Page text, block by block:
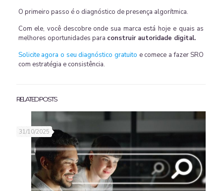
O primeiro passo é o diagnóstico de presença algorítmica.
Com ele, você descobre onde sua marca está hoje e quais as
melhores oportunidades para construir autoridade digital.
Solicite agora o seu diagnóstico gratuito e comece a fazer SRO
com estratégia e consistência.
RELATED POSTS
31/10/2025